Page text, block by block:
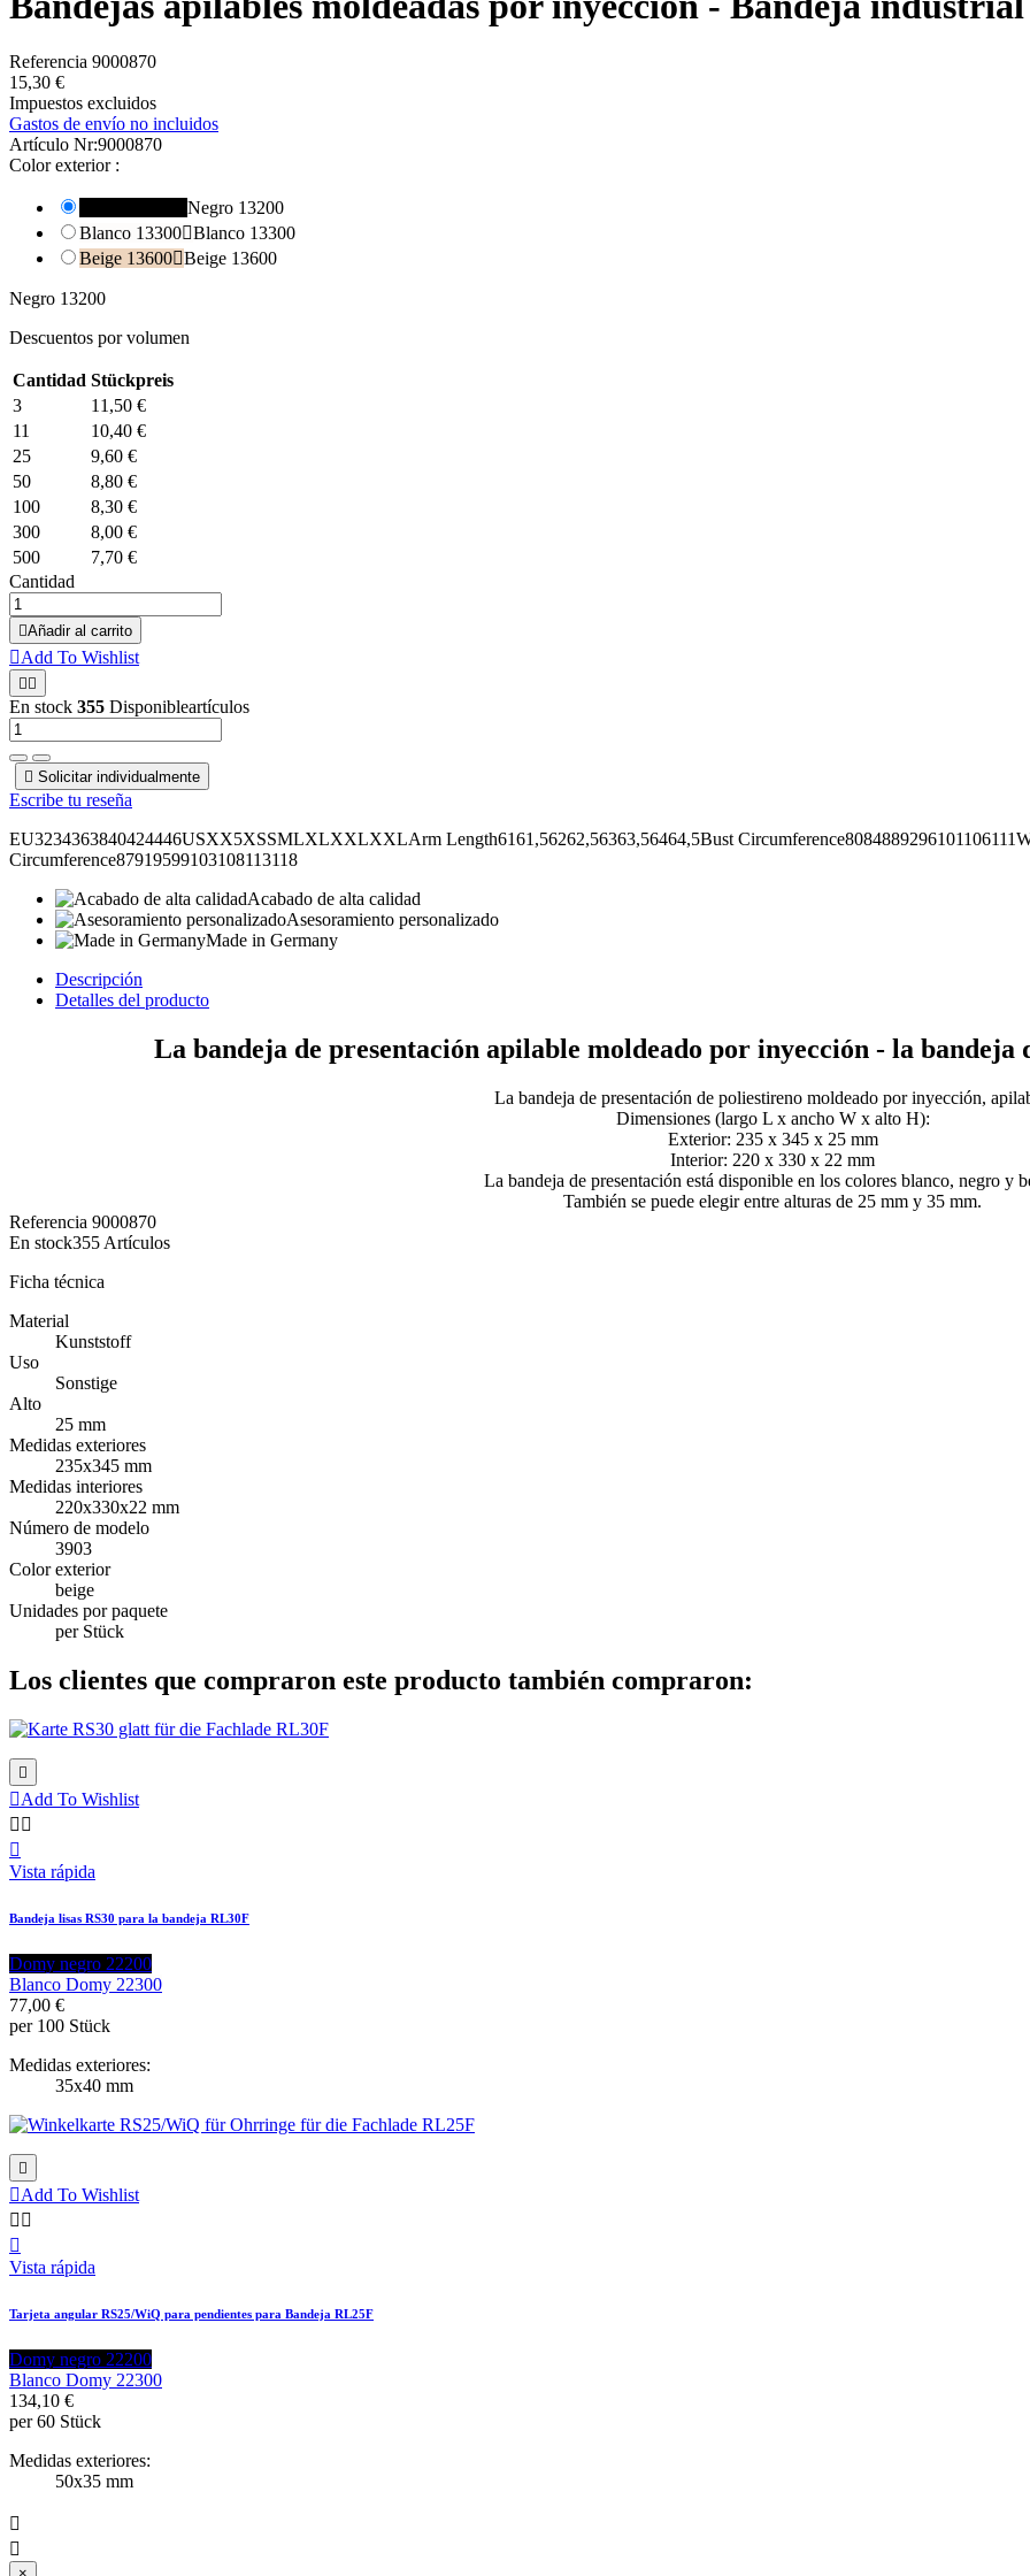
Referencia 9000870
15,30 €
Impuestos excluidos
Gastos de envío no incluidos
Artículo Nr:9000870
Color exterior :
Negro 13200
Blanco 13300Blanco 13300
Beige 13600Beige 13600
Negro 13200
Descuentos por volumen
Cantidad Stückpreis
3
11,50 €
11
10,40 €
25
9,60 €
50
8,80 €
100
8,30 €
300
8,00 €
500
7,70 €
Cantidad
Añadir al carrito
Add To Wishlist
 
En stock 355 Disponibleartículos
 Solicitar individualmente
Escribe tu reseña
EU3234363840424446USXX5XSSMLXLXXLXXLArm Length6161,56262,56363,56464,5Bust
Circumference87919599103108113118
Acabado de alta calidad
Asesoramiento personalizado
Made in Germany
Descripción
Detalles del producto
La bandeja de presentación apilable moldeado por inyección - la bandeja
La bandeja de presentación de poliestireno moldeado por inyección,
Dimensiones (largo L x ancho W x alto H):
Exterior: 235 x 345 x 25 mm
Interior: 220 x 330 x 22 mm
La bandeja de presentación está disponible en los colores blanco, negro y
También se puede elegir entre alturas de 25 mm y 35 mm.
Referencia 9000870
En stock355 Artículos
Ficha técnica
Material
Kunststoff
Uso
Sonstige
Alto
25 mm
Medidas exteriores
235x345 mm
Medidas interiores
220x330x22 mm
Número de modelo
3903
Color exterior
beige
Unidades por paquete
per Stück
Los clientes que compraron este producto también compraron:

Add To Wishlist
 

Vista rápida
Bandeja lisas RS30 para la bandeja RL30F
Domy negro 22200
Blanco Domy 22300
77,00 €
per 100 Stück
Medidas exteriores:
35x40 mm

Add To Wishlist
 

Vista rápida
Tarjeta angular RS25/WiQ para pendientes para Bandeja RL25F
Domy negro 22200
Blanco Domy 22300
134,10 €
per 60 Stück
Medidas exteriores:
50x35 mm

